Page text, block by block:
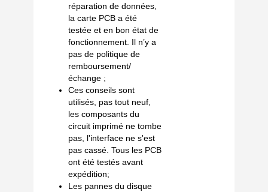
réparation de données,
la carte PCB a été
testée et en bon état de
fonctionnement. Il n’y a
pas de politique de
remboursement/
échange ;
Ces conseils sont
utilisés, pas tout neuf,
les composants du
circuit imprimé ne tombe
pas, l'interface ne s'est
pas cassé. Tous les PCB
ont été testés avant
expédition;
Les pannes du disque